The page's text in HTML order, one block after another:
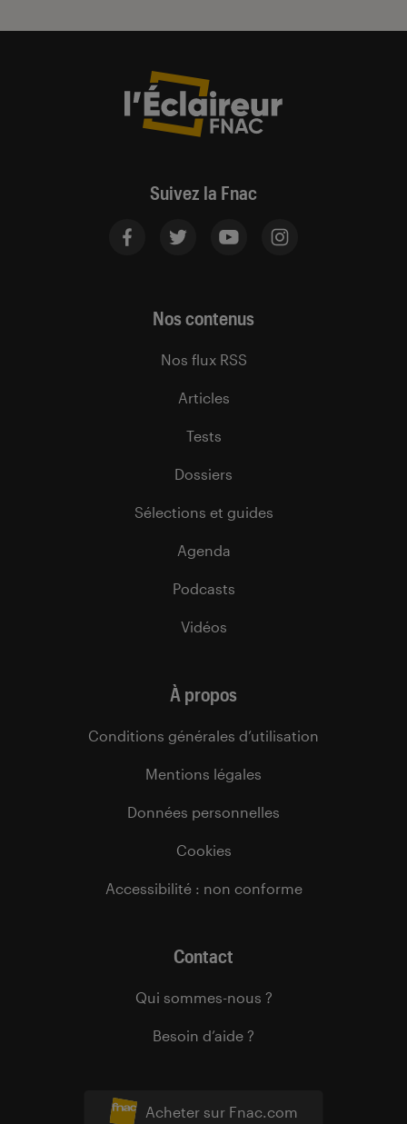
Suivez la Fnac
Acheter sur Fnac.com
Nos contenus
Nos flux RSS
Articles
Tests
Dossiers
Sélections et guides
Agenda
Podcasts
Vidéos
À propos
Conditions générales d’utilisation
Mentions légales
Données personnelles
Cookies
Accessibilité : non conforme
Contact
Qui sommes-nous ?
Besoin d’aide ?